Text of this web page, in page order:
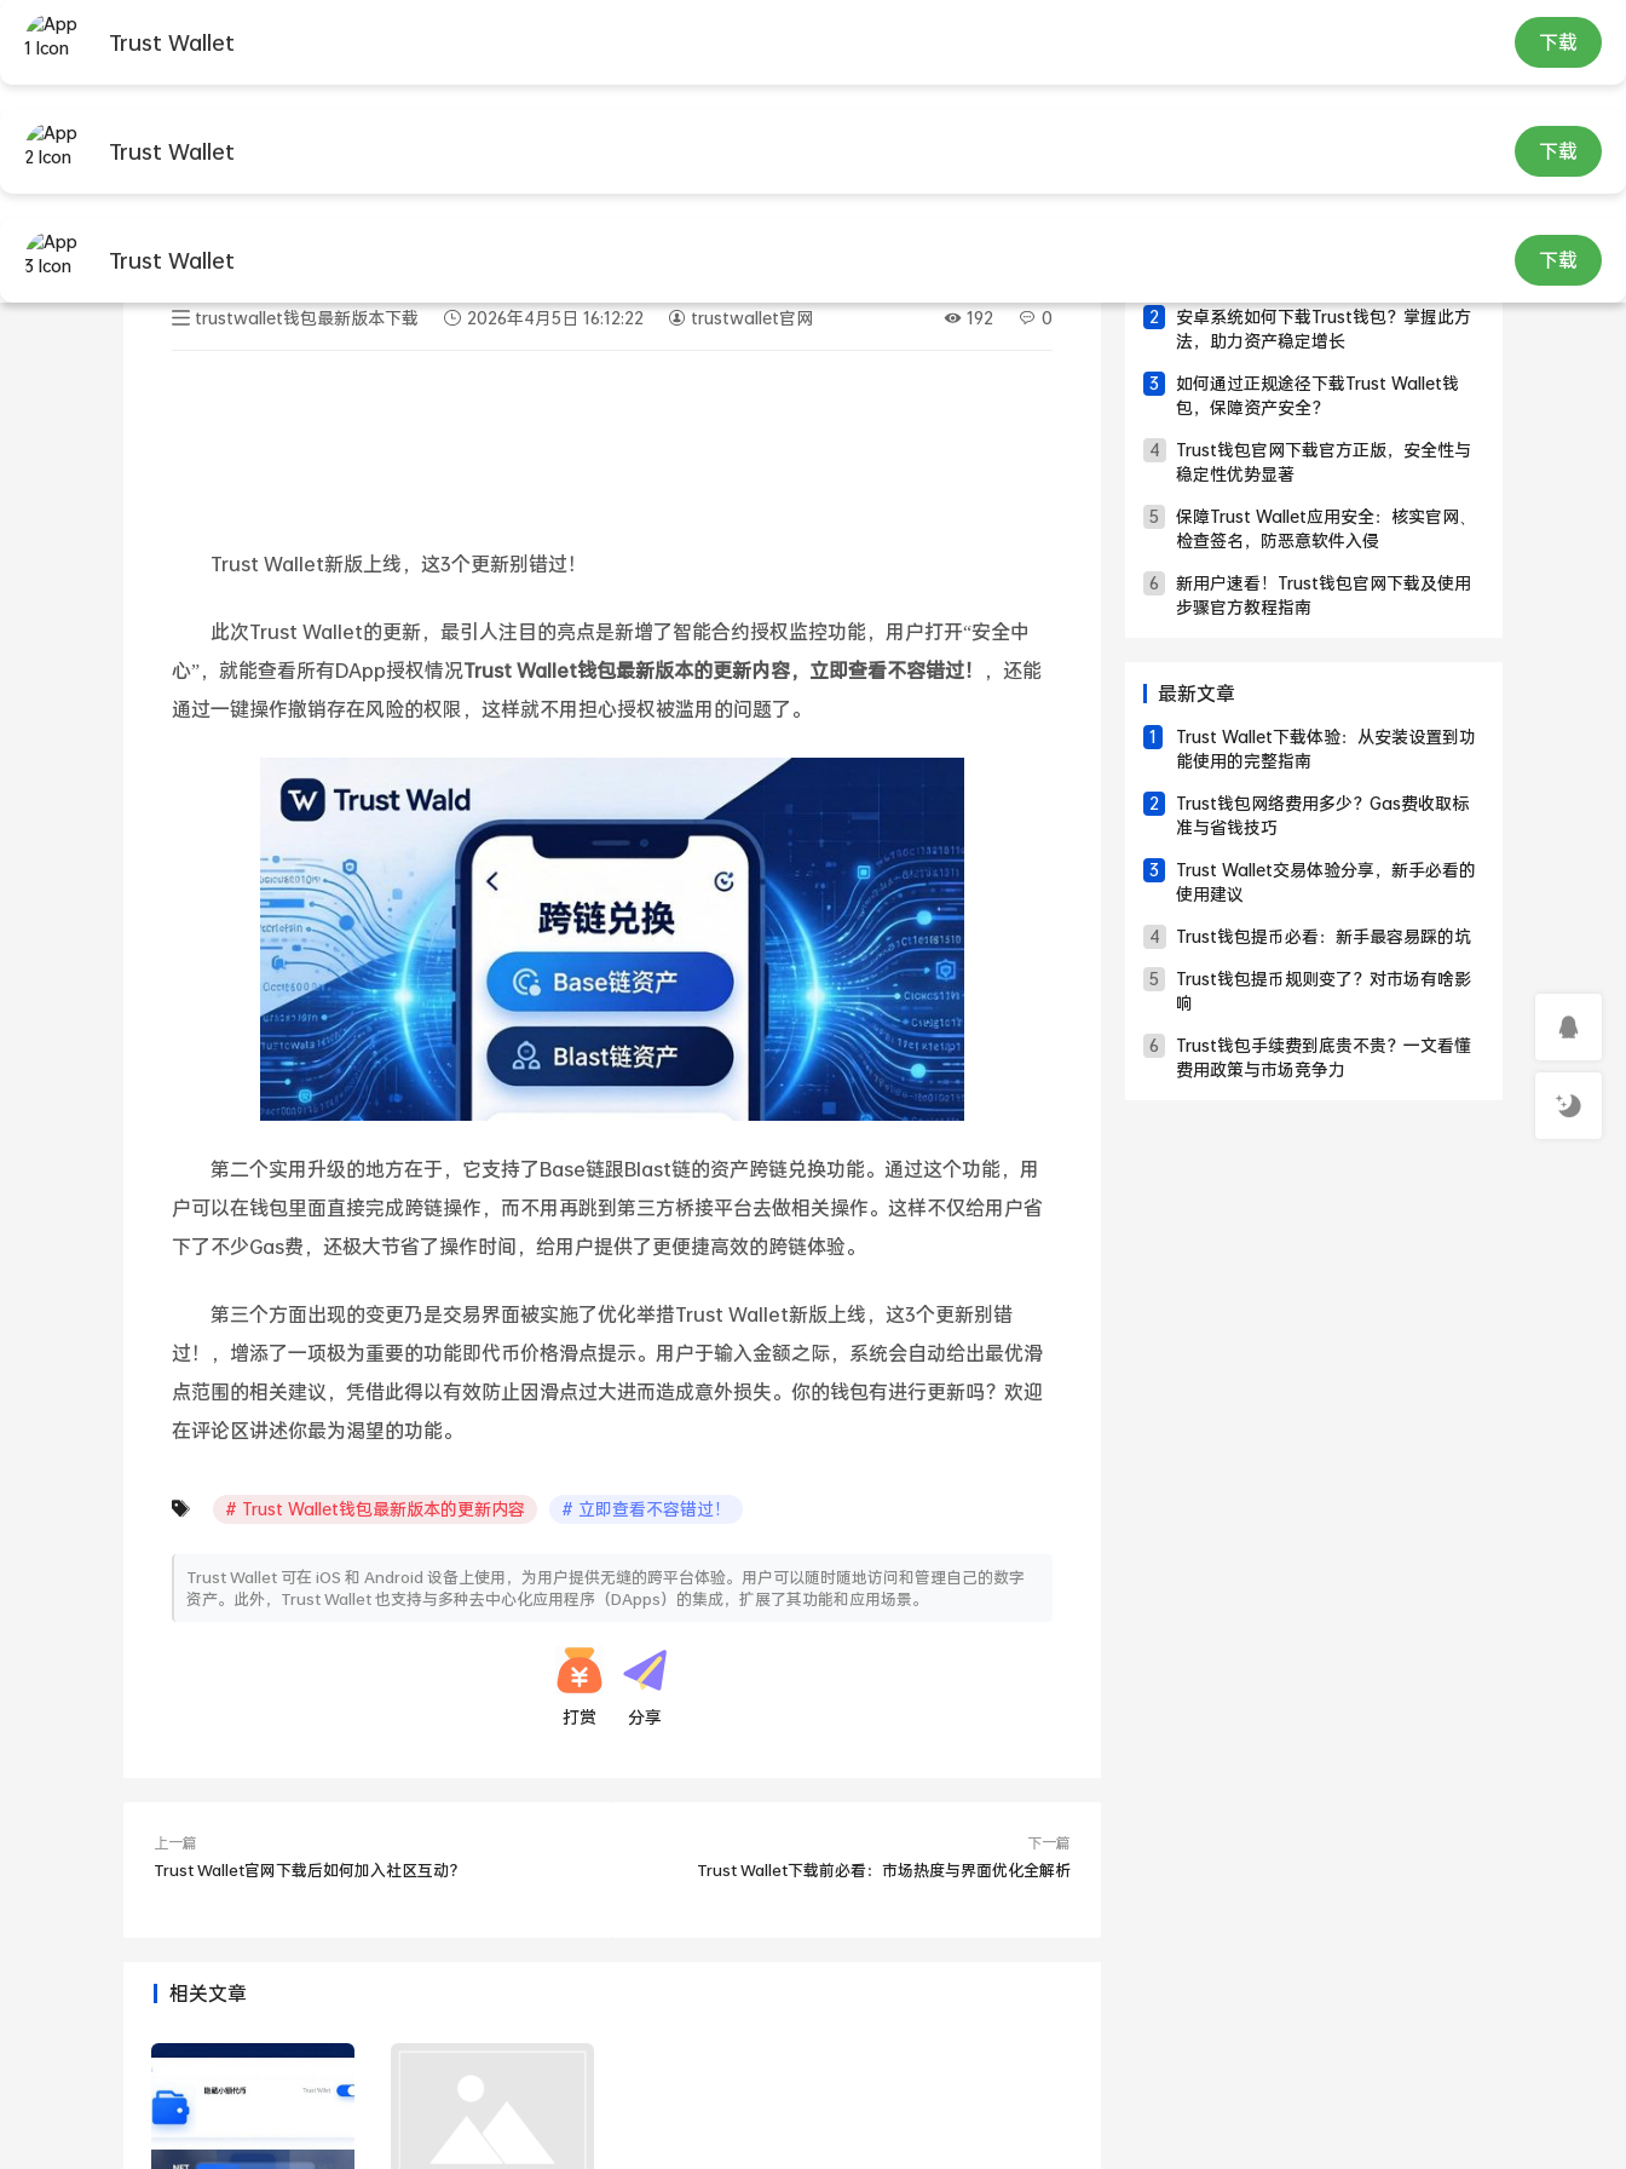
Trust Wallet 下载
Trust Wallet 下载
Trust Wallet 下载
首页 trustwallet钱包最新版本下载
trustwallet钱包最新版本下载 2026年4月5日 16:12:22 trustwallet官网 192 0
Trust Wallet新版上线，这3个更新别错过！
此次Trust Wallet的更新，最引人注目的亮点是新增了智能合约授权监控功能，用户打开“安全中
心”，就能查看所有DApp授权情况Trust Wallet钱包最新版本的更新内容，立即查看不容错过！ ，还能
通过一键操作撤销存在风险的权限，这样就不用担心授权被滥用的问题了。
第二个实用升级的地方在于，它支持了Base链跟Blast链的资产跨链兑换功能。通过这个功能，用
户可以在钱包里面直接完成跨链操作，而不用再跳到第三方桥接平台去做相关操作。这样不仅给用户省
下了不少Gas费，还极大节省了操作时间，给用户提供了更便捷高效的跨链体验。
第三个方面出现的变更乃是交易界面被实施了优化举措Trust Wallet新版上线，这3个更新别错
过！，增添了一项极为重要的功能即代币价格滑点提示。用户于输入金额之际，系统会自动给出最优滑
点范围的相关建议，凭借此得以有效防止因滑点过大进而造成意外损失。你的钱包有进行更新吗？欢迎
在评论区讲述你最为渴望的功能。
Trust Wallet钱包最新版本的更新内容 立即查看不容错过！
Trust Wallet 可在 iOS 和 Android 设备上使用，为用户提供无缝的跨平台体验。用户可以随时随地访问和管理自己的数字
资产。此外，Trust Wallet 也支持与多种去中心化应用程序（DApps）的集成，扩展了其功能和应用场景。
打赏 分享
上一篇
Trust Wallet官网下载后如何加入社区互动？
下一篇
Trust Wallet下载前必看：市场热度与界面优化全解析
相关文章
安卓系统如何下载Trust钱包？掌握此方
法，助力资产稳定增长
如何通过正规途径下载Trust Wallet钱
包，保障资产安全？
Trust钱包官网下载官方正版，安全性与
稳定性优势显著
保障Trust Wallet应用安全：核实官网、
检查签名，防恶意软件入侵
新用户速看！Trust钱包官网下载及使用
步骤官方教程指南
最新文章
Trust Wallet下载体验：从安装设置到功
能使用的完整指南
Trust钱包网络费用多少？Gas费收取标
准与省钱技巧
Trust Wallet交易体验分享，新手必看的
使用建议
Trust钱包提币必看：新手最容易踩的坑
Trust钱包提币规则变了？对市场有啥影
响
Trust钱包手续费到底贵不贵？一文看懂
费用政策与市场竞争力